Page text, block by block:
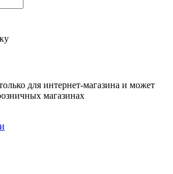
для интернет-магазина и может
магазинах